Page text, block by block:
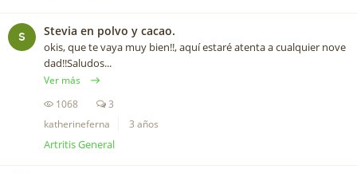
S Stevia en polvo y cacao.
okis, que te vaya muy bien!!, aquí estaré atenta a cualquier nove
dad!!Saludos...
Ver más
1068
3
katherineferna
3 años
Artritis General